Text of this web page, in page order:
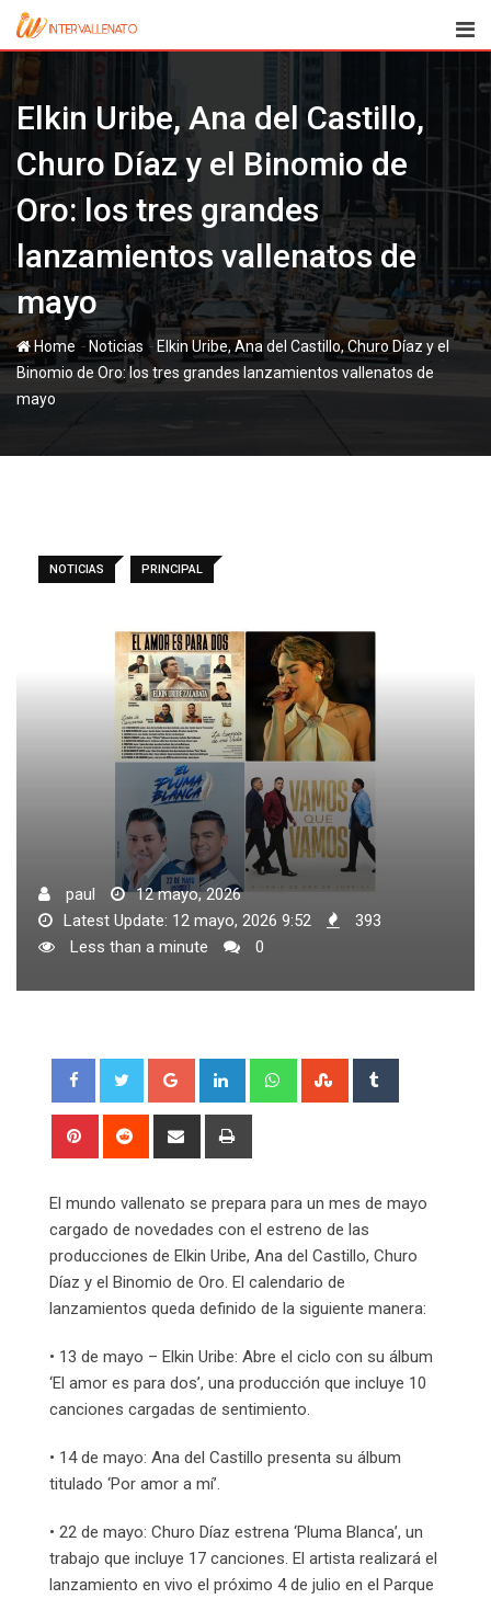
Skip
content
Elkin Uribe, Ana del Castillo,
Churo Díaz y el Binomio de
Oro: los tres grandes
lanzamientos vallenatos de
mayo
Home- Noticias - Elkin Uribe, Ana del Castillo, Churo Díaz y el
Binomio de Oro: los tres grandes lanzamientos vallenatos de
mayo
NOTICIAS PRINCIPAL
paul
12 mayo, 2026
Latest Update: 12 mayo, 2026 9:52
393
Less than a minute
0
Google+ LinkedIn WhatsappStumbleUpon
Pinterest Reddit
Share
El mundo vallenato se prepara para un mes de mayo
cargado de novedades con el estreno de las
producciones de Elkin Uribe, Ana del Castillo, Churo
Díaz y el Binomio de Oro. El calendario de
lanzamientos queda definido de la siguiente manera:
• 13 de mayo – Elkin Uribe: Abre el ciclo con su álbum
‘El amor es para dos’, una producción que incluye 10
canciones cargadas de sentimiento.
• 14 de mayo: Ana del Castillo presenta su álbum
titulado ‘Por amor a mí’.
• 22 de mayo: Churo Díaz estrena ‘Pluma Blanca’, un
trabajo que incluye 17 canciones. El artista realizará el
lanzamiento en vivo el próximo 4 de julio en el Parque